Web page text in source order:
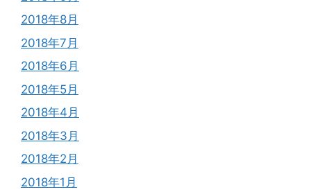
2018年8月
2018年7月
2018年6月
2018年5月
2018年4月
2018年3月
2018年2月
2018年1月